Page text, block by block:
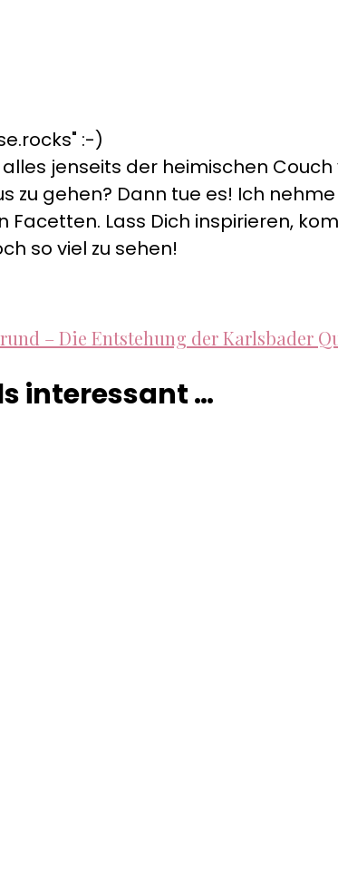
:-)
jenseits der heimischen
zu gehen? Dann tue es! Ich
Lass Dich inspirieren,
so viel zu sehen!
– Die Entstehung der Karlsbader
interessant …